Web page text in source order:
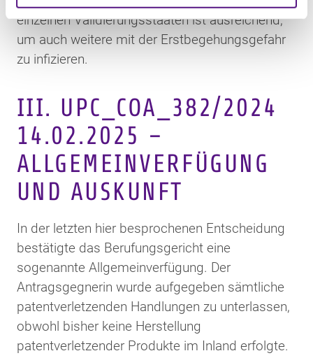
einzelnen Validierungsstaaten ist ausreichend,
um auch weitere mit der Erstbegehungsgefahr
zu infizieren.
III. UPC_COA_382/2024
14.02.2025 –
ALLGEMEINVERFÜGUNG
UND AUSKUNFT
In der letzten hier besprochenen Entscheidung
bestätigte das Berufungsgericht eine
sogenannte Allgemeinverfügung. Der
Antragsgegnerin wurde aufgegeben sämtliche
patentverletzenden Handlungen zu unterlassen,
obwohl bisher keine Herstellung
patentverletzender Produkte im Inland erfolgte.